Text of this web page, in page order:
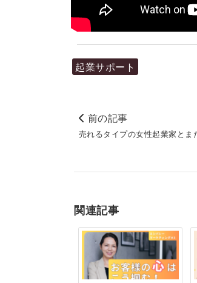
起業サポート
前の記事
売れるタイプの女性起業家とま
関連記事